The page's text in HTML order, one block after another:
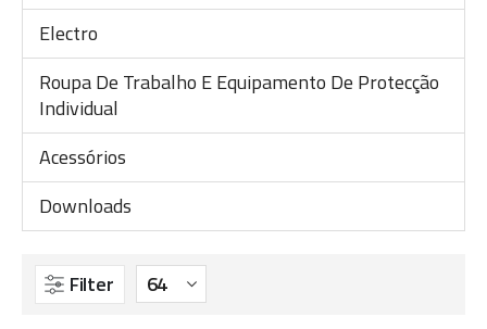
Electro
Roupa De Trabalho E Equipamento De Protecção
Individual
Acessórios
Downloads
Filter